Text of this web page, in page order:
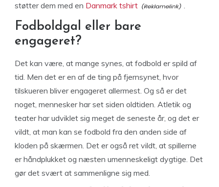
støtter dem med en Danmark tshirt .
Fodboldgal eller bare
engageret?
Det kan være, at mange synes, at fodbold er spild af
tid. Men det er en af de ting på fjernsynet, hvor
tilskueren bliver engageret allermest. Og så er det
noget, mennesker har set siden oldtiden. Atletik og
teater har udviklet sig meget de seneste år, og det er
vildt, at man kan se fodbold fra den anden side af
kloden på skærmen. Det er også ret vildt, at spillerne
er håndplukket og næsten umenneskeligt dygtige. Det
gør det svært at sammenligne sig med.